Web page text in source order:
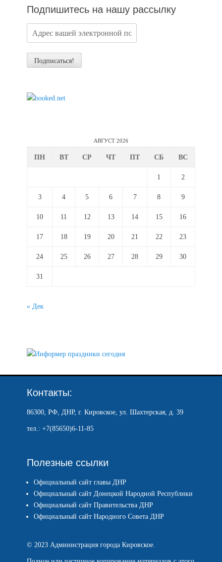
Подпишитесь на нашу рассылку
АВГУСТ 2026
ПН ВТ СР ЧТ ПТ СБ ВС
1 2
3 4 5 6 7 8 9
10 11 12 13 14 15 16
17 18 19 20 21 22 23
24 25 26 27 28 29 30
31
« Дек
Контакты:
86300, РФ, ДНР, г. Кировское, ул. Шахтерская, д. 39
тел.: +7(85650)6-11-85
Полезные ссылки
Официальный сайт главы ДНР
Официальный сайт Донецкой Народной Республики
Официальный сайт Правительства ДНР
Официальный сайт Народного Совета ДНР
© 2023 Администрация города Кировское.